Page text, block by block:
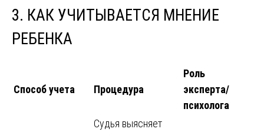
3. КАК УЧИТЫВАЕТСЯ МНЕНИЕ
РЕБЕНКА
Способ учета Процедура
Роль
эксперта/
психолога
Судья выясняет